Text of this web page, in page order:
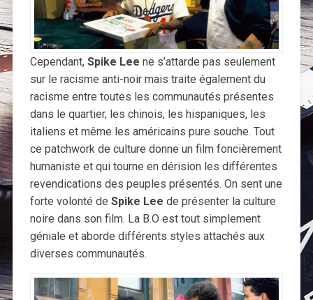
Cependant, Spike Lee ne s’attarde pas seulement
sur le racisme anti-noir mais traite également du
racisme entre toutes les communautés présentes
dans le quartier, les chinois, les hispaniques, les
italiens et même les américains pure souche. Tout
ce patchwork de culture donne un film foncièrement
humaniste et qui tourne en dérision les différentes
revendications des peuples présentés. On sent une
forte volonté de Spike Lee de présenter la culture
noire dans son film. La B.O est tout simplement
géniale et aborde différents styles attachés aux
diverses communautés.